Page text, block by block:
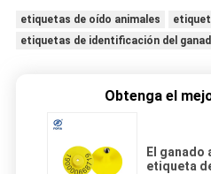
etiquetas de oído animales
etiquetas de identificación del
Obtenga el
El
etiqueta